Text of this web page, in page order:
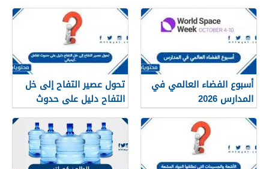
أسبوع الفضاء العالمي في
المدارس 2026
تحول عصير التفاح إلى خل
التفاح دليل على حدوث
تفاعل كيميائي.